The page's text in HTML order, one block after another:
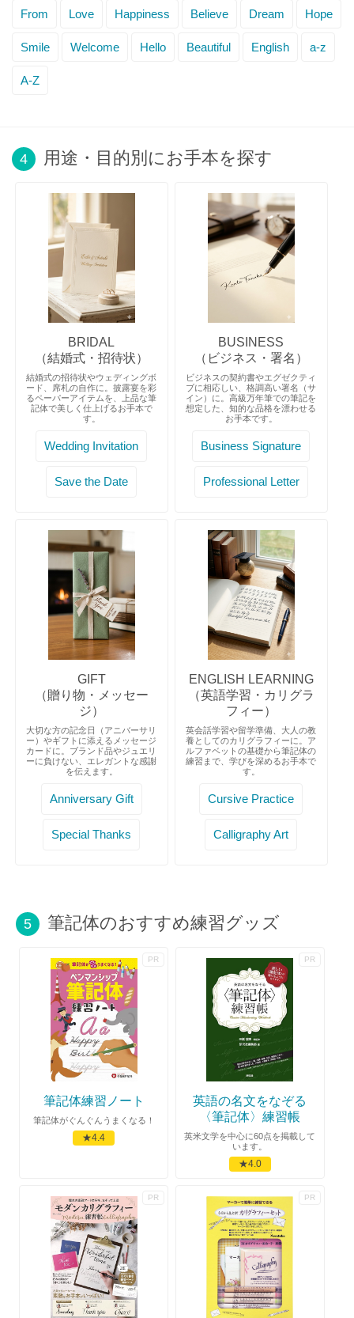
From Love Happiness Believe Dream Hope
Smile Welcome Hello Beautiful English a-z
A-Z
4 用途・目的別にお手本を探す
BRIDAL
（結婚式・招待状）
結婚式の招待状やウェディングボ
ード、席札の自作に。披露宴を彩
るペーパーアイテムを、上品な筆
記体で美しく仕上げるお手本で
す。
Wedding Invitation
Save the Date
BUSINESS
（ビジネス・署名）
ビジネスの契約書やエグゼクティ
ブに相応しい、格調高い署名（サ
イン）に。高級万年筆での筆記を
想定した、知的な品格を漂わせる
お手本です。
Business Signature
Professional Letter
GIFT
（贈り物・メッセー
ジ）
大切な方の記念日（アニバーサリ
ー）やギフトに添えるメッセージ
カードに。ブランド品やジュエリ
ーに負けない、エレガントな感謝
を伝えます。
Anniversary Gift
Special Thanks
ENGLISH LEARNING
（英語学習・カリグラ
フィー）
英会話学習や留学準備、大人の教
養としてのカリグラフィーに。ア
ルファベットの基礎から筆記体の
練習まで、学びを深めるお手本で
す。
Cursive Practice
Calligraphy Art
5 筆記体のおすすめ練習グッズ
筆記体練習ノート
筆記体がぐんぐんうまくなる！
★4.4
英語の名文をなぞる
〈筆記体〉練習帳
英米文学を中心に60点を掲載して
います。
★4.0